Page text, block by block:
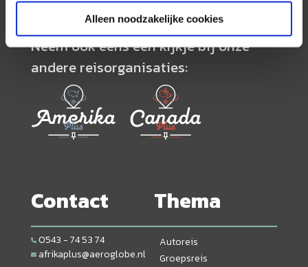
Alleen noodzakelijke cookies
Neem ook eens een kijkje bij onze
andere reisorganisaties:
Contact
0543 - 74 53 74
afrikaplus@aeroglobe.nl
Thema
Autoreis
Groepsreis